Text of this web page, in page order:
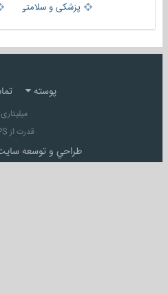
پزشکی و سلامتی
پوسته
میلیتاری
قدرت از IPS
طراحي و توسعه